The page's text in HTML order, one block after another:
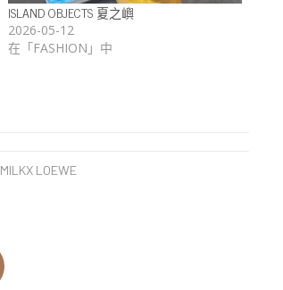
ISLAND OBJECTS 夏之嶼
2026-05-12
在「FASHION」中
MILKX LOEWE